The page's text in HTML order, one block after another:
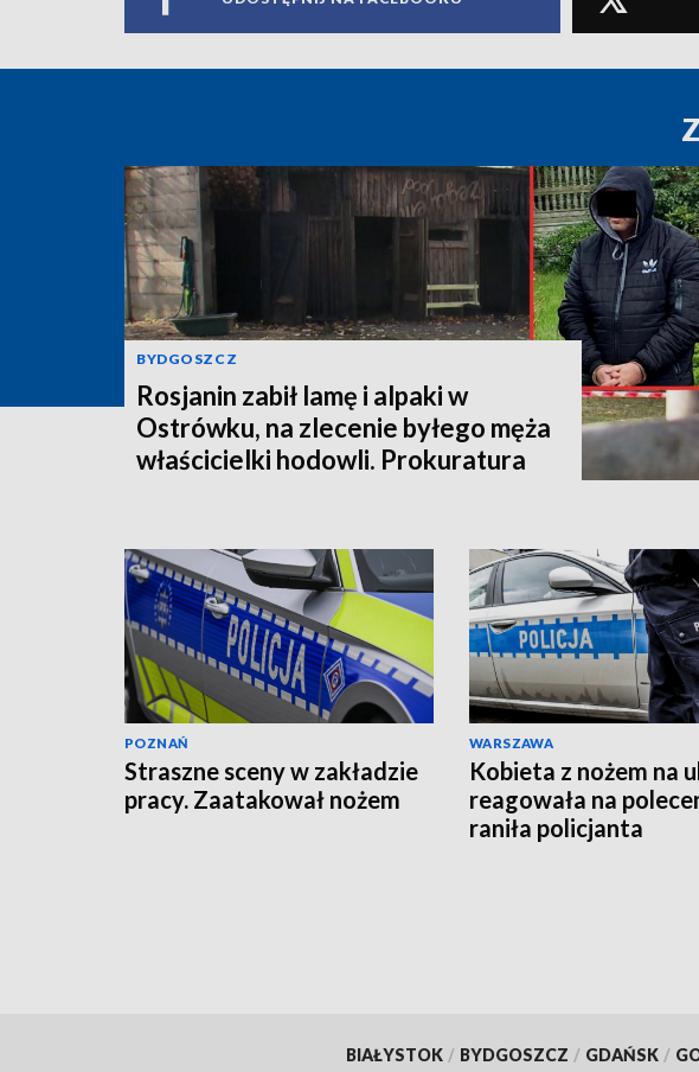
BYDGOSZCZ
Rosjanin zabił lamę i alpaki w
Ostrówku, na zlecenie byłego męża
właścicielki hodowli. Prokuratura
POZNAŃ
Straszne sceny w zakładzie
pracy. Zaatakował nożem
WARSZAWA
Kobieta z nożem na
reagowała na
raniła policjanta
BIAŁYSTOK / BYDGOSZCZ / GDAŃSK /